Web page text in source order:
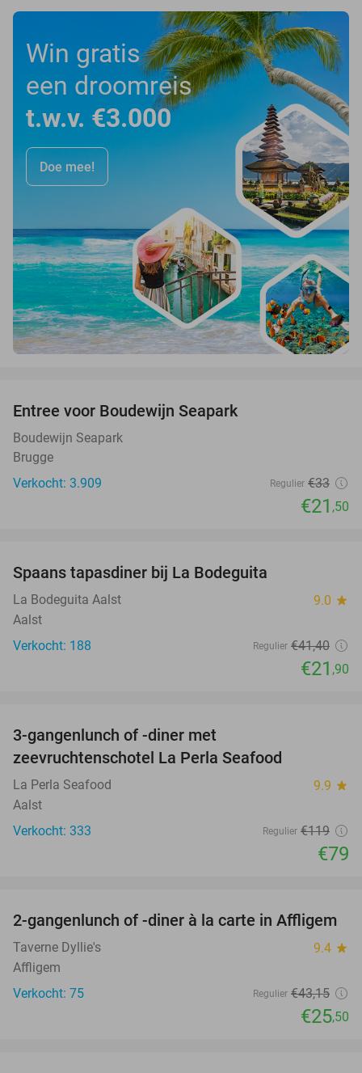
Win gratis
een droomreis
t.w.v. €3.000
Doe mee!
Entree voor Boudewijn Seapark
Boudewijn Seapark
Brugge
Verkocht: 3.909
Regulier €33
€21 ,50
Spaans tapasdiner bij La Bodeguita
La Bodeguita Aalst 9.0 star
Aalst
Verkocht: 188
Regulier €41,40
€21 ,90
3-gangenlunch of -diner met
zeevruchtenschotel La Perla Seafood
La Perla Seafood 9.9 star
Aalst
Verkocht: 333
Regulier €119
€79
41%
2-gangenlunch of -diner à la carte in Affligem
Taverne Dyllie's 9.4 star
Affligem
Verkocht: 75
Regulier €43,15
€25,50